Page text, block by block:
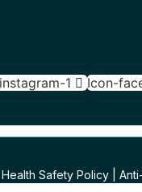
1 Icon-
Health Safety Policy